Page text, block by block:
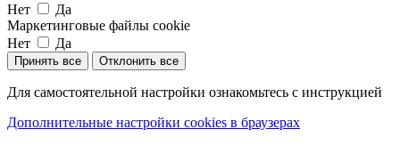
Нет
Да
Маркетинговые файлы cookie
Нет
Да
Принять все Отклонить все
Для самостоятельной настройки ознакомьтесь с инструкцией
Дополнительные настройки cookies в браузерах